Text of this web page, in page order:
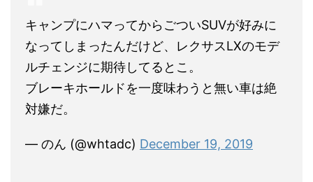
キャンプにハマってからごついSUVが好みに
なってしまったんだけど、レクサスLXのモデ
ルチェンジに期待してるとこ。
ブレーキホールドを一度味わうと無い車は絶
対嫌だ。
— のん (@whtadc) December 19, 2019